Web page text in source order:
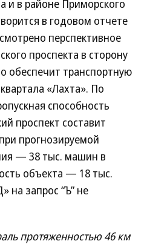
и в районе Приморского
в годовом отчете
перспективное
проспекта в сторону
обеспечит транспортную
«Лахта». По
способность
проспект составит
прогнозируемой
— 38 тыс. машин в
объекта — 18 тыс.
на запрос “Ъ” не
протяженностью 46 км